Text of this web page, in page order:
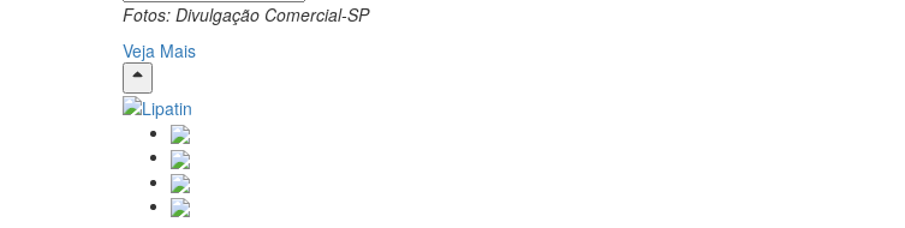
Fotos: Divulgação Comercial-SP
Veja Mais